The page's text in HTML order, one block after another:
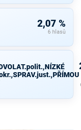
2,07 %
6 hlasů